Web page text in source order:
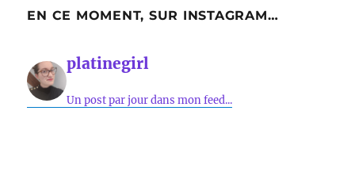
EN CE MOMENT, SUR INSTAGRAM…
platinegirl
Un post par jour dans mon feed...